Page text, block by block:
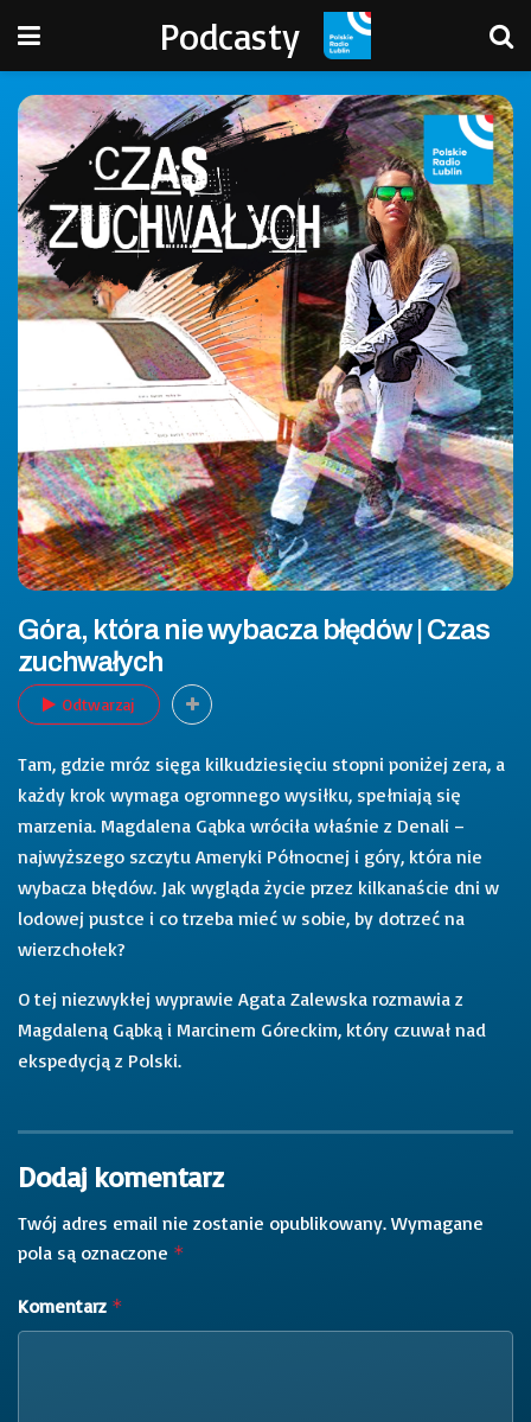
Podcasty
Góra, która nie wybacza błędów | Czas
zuchwałych
Odtwarzaj
Tam, gdzie mróz sięga kilkudziesięciu stopni poniżej zera, a
każdy krok wymaga ogromnego wysiłku, spełniają się
marzenia. Magdalena Gąbka wróciła właśnie z Denali –
najwyższego szczytu Ameryki Północnej i góry, która nie
wybacza błędów. Jak wygląda życie przez kilkanaście dni w
lodowej pustce i co trzeba mieć w sobie, by dotrzeć na
wierzchołek?
O tej niezwykłej wyprawie Agata Zalewska rozmawia z
Magdaleną Gąbką i Marcinem Góreckim, który czuwał nad
ekspedycją z Polski.
Dodaj komentarz
Twój adres email nie zostanie opublikowany. Wymagane
pola są oznaczone *
Komentarz *